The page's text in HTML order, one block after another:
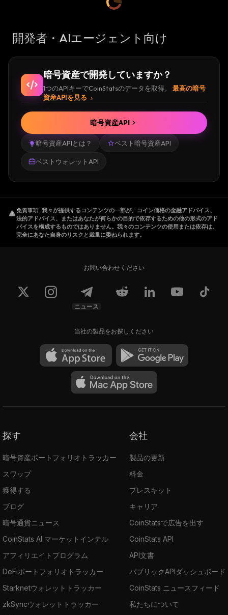
開発者・AIエージェント向け
暗号資産で開発していますか？
1つのAPIキーでCoinStatsのデータを取得。
最高の暗号
資産APIを見る
暗号資産APIとは？ ベスト暗号資産API
ベストウォレットAPI
暗号資産API
免責事項. 我々が提供するコンテンツの一部が、コイン価格の金融アドバイス、
法的アドバイス、またはあなたが何らかの目的で依存するための他の形式のアド
バイスを構成するものではありません。我々のコンテンツの使用または依存は、
完全にあなた自身のリスクと裁量に委ねられます。
お問い合わせください
ニュース
当社の製品をお探しください
探す
暗号資産ポートフォリオトラッカー
スワップ
獲得する
ブログ
暗号通貨ニュース
CoinStats AI マーケットインテル
アフィリエイトプログラム
DeFiポートフォリオトラッカー
Starknetウォレットトラッカー
zkSyncウォレットトラッカー
会社
製品の更新
料金
プレスキット
キャリア
CoinStatsで広告を出す
CoinStats API
API文書
パブリックAPIダッシュボード
CoinStats ニュースフィード
私たちについて